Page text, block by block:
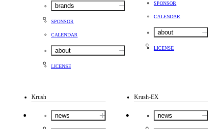
brands
SPONSOR
CALENDAR
about
LICENSE
SPONSOR
CALENDAR
about
LICENSE
Krush
news
Krush-EX
news